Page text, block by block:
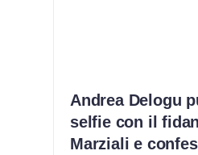
Andrea Delogu
selfie con il
Marziali e